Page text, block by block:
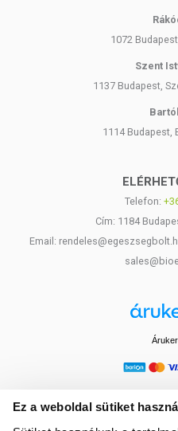
Ez a weboldal sütiket
1072
Szent
1137 Budapest,
1114 Budapest,
Telefon:
Cím: 1184
Email: